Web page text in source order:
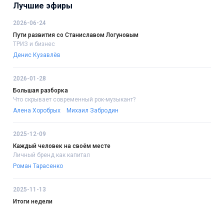
Лучшие эфиры
2026-06-24
Пути развития со Станиславом Логуновым
ТРИЗ и бизнес
Денис Кузавлёв
2026-01-28
Большая разборка
Что скрывает современный рок-музыкант?
Алена Хоробрых
Михаил Забродин
2025-12-09
Каждый человек на своём месте
Личный бренд как капитал
Роман Тарасенко
2025-11-13
Итоги недели